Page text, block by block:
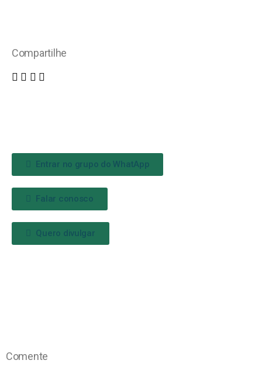
Compartilhe
Entrar no grupo do WhatApp
Falar conosco
Quero divulgar
Comente